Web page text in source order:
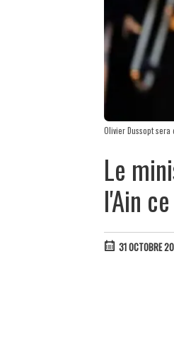
Olivier Dussopt sera
Le
l'Ain
31 OCTOBRE